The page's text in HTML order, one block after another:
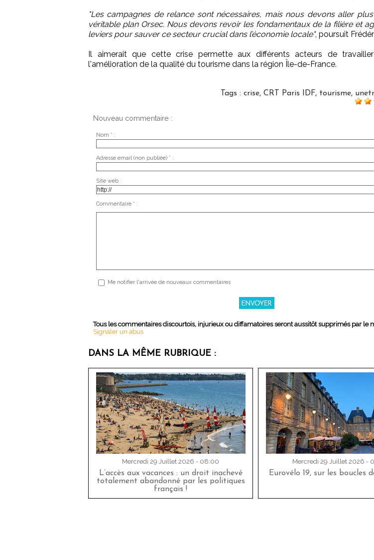
"Les campagnes de relance sont nécessaires, mais nous devons aller
véritable plan Orsec. Nous devons revoir les fondamentaux de la filière et
leviers pour sauver ce secteur crucial dans l’économie locale", poursuit
Il aimerait que cette crise permette aux différents acteurs de
l'amélioration de la qualité du tourisme dans la région Île-de-France.
Tags : crise, CRT Paris IDF, tourisme,
Nouveau commentaire :
Nom * :
Adresse email (non publiée) * :
Site web :
Commentaire * :
Me notifier l'arrivée de nouveaux commentaires
Tous les commentaires discourtois, injurieux ou diffamatoires seront aussitôt supprimés par le
Signaler un abus
DANS LA MÊME RUBRIQUE :
Mercredi 29 Juillet 2026 - 08:00
L’accès aux vacances : un droit inachevé
totalement abandonné par les politiques
français !
Mercredi 29 Juillet 2026 -
Eurovélo 19, sur les boucles